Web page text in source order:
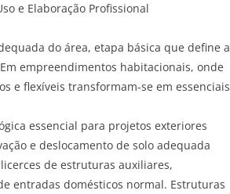
e Elaboração Profissional
do área, etapa básica que define a
empreendimentos habitacionais, onde
e flexíveis transformam-se em essenciais
essencial para projetos exteriores
e deslocamento de solo adequada
de estruturas auxiliares,
entradas domésticos normal. Estruturas